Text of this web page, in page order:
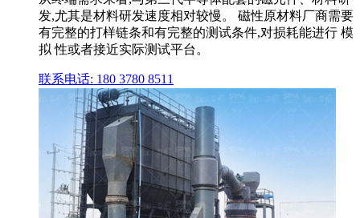
发,尤其是材料研发速度相对较慢。 磁性原材料厂商需要
有完整的打样链条和有完整的测试条件,对损耗能进行 模
拟 性或者接近实际测试平台。
联系电话: 180 3780 8511